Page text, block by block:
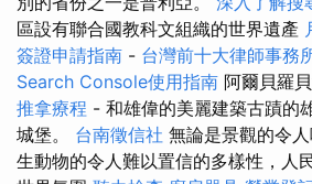
區設有聯合國教科文組織的世界遺產
簽證申請指南 - 台灣前十大律師事務
Search Console使用指南 阿爾貝羅
推拿療程 - 和雄偉的美麗建築古蹟的
城堡。 台南徵信社 無論是景觀的令
生動物的令人難以置信的多樣性，人